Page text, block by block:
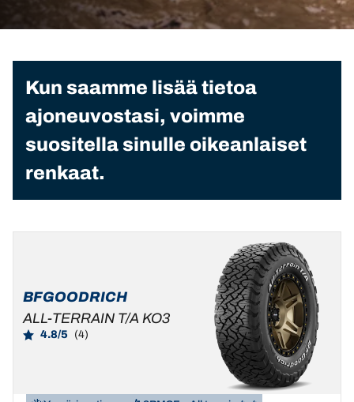
Kun saamme lisää tietoa
ajoneuvostasi, voimme
suositella sinulle oikeanlaiset
renkaat.
BFGOODRICH
ALL-TERRAIN T/A KO3
4.8/5 (4)